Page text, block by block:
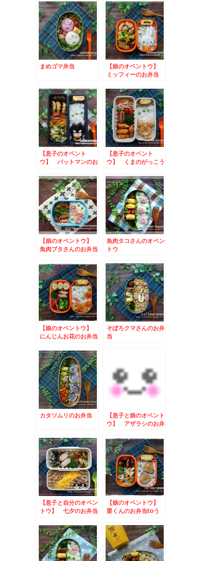
まめゴマ弁当
【娘のオベントウ】
ミッフィーのお弁当
【息子のオベント
ウ】 バットマンのお
【息子のオベント
ウ】 くまのがっこう
【娘のオベントウ】
魚肉ブタさんのお弁当
魚肉タコさんのオベン
トウ
【娘のオベントウ】
にんじんお花のお弁当
そぼろクマさんのお弁
当
カタツムリのお弁当
【息子と娘のオベント
ウ】 アザラシのお弁
【息子と自分のオベン
トウ】 七夕のお弁当
【娘のオベントウ】
栗くんのお弁当toう